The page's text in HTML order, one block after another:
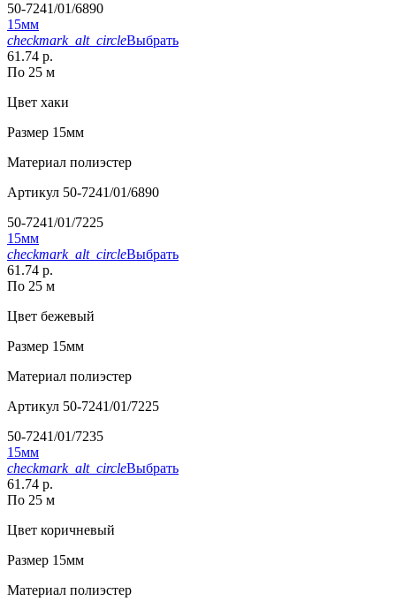
50-7241/01/6890
15мм
checkmark_alt_circleВыбрать
61.74 р.
По 25 м
Цвет хаки
Размер 15мм
Материал полиэстер
Артикул 50-7241/01/6890
50-7241/01/7225
15мм
checkmark_alt_circleВыбрать
61.74 р.
По 25 м
Цвет бежевый
Размер 15мм
Материал полиэстер
Артикул 50-7241/01/7225
50-7241/01/7235
15мм
checkmark_alt_circleВыбрать
61.74 р.
По 25 м
Цвет коричневый
Размер 15мм
Материал полиэстер